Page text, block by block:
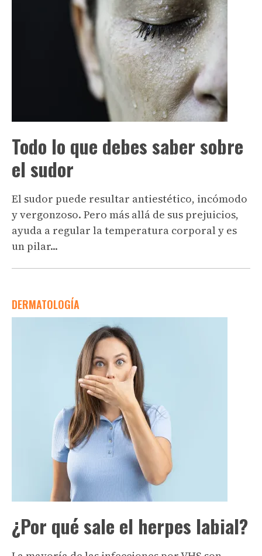
Todo lo que debes saber sobre
el sudor
El sudor puede resultar antiestético, incómodo
y vergonzoso. Pero más allá de sus prejuicios,
ayuda a regular la temperatura corporal y es
un pilar...
DERMATOLOGÍA
¿Por qué sale el herpes labial?